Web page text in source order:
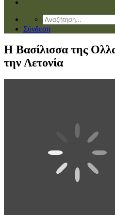
Σύνδεση
Η Βασίλισσα της
την Λετονία